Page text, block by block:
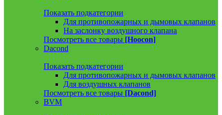
Показать подкатегории
Для противопожарных и дымовых клапанов
На заслонку воздушного клапана
Посмотреть все товары [Hoocon]
Dacond
Показать подкатегории
Для противопожарных и дымовых клапанов
Для воздушных клапанов
Посмотреть все товары [Dacond]
BVM